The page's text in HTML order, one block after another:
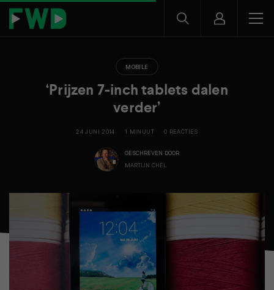
MOBILE
‘Prijzen 7-inch tablets dalen
verder’
24 JUNI 2014 1 MINUUT 0 REACTIES
GESCHREVEN DOOR
MARTIJN CHEL